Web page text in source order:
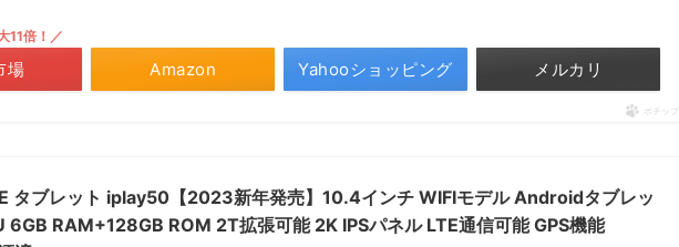
Amazon
11倍！／
場 Yahooショッピング メルカリ
ポチップ
タブレット iplay50【2023新年発売】10.4インチ WIFIモデル Androidタブレッ
6GB RAM+128GB ROM 2T拡張可能 2K IPSパネル LTE通信可能 GPS機能